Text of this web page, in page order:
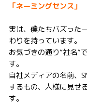
「ネーミングセンス」
実は、僕たちバズった
わりを持っています。
お気づきの通り”社名”
す。
自社メディアの名前、
するもの、人様に見せ
す。